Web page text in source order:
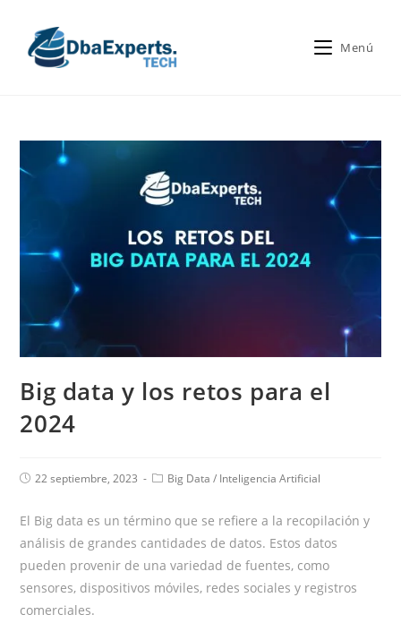
Menú
Big data y los retos para el
2024
22 septiembre, 2023 Big Data / Inteligencia Artificial
El Big data es un término que se refiere a la recopilación y
análisis de grandes cantidades de datos. Estos datos
pueden provenir de una variedad de fuentes, como
sensores, dispositivos móviles, redes sociales y registros
comerciales.